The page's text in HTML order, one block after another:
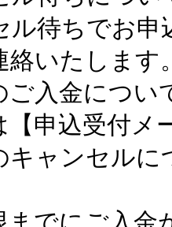
待ちでお申
絡いたします
入金につい
申込受付メ
キャンセル
でにご入金